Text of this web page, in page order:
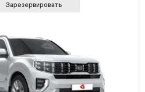
Зарезервировать